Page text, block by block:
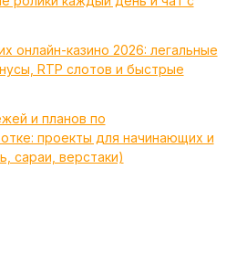
онлайн-казино 2026: легальные
RTP слотов и быстрые
и планов по
проекты для начинающих и
сараи, верстаки)